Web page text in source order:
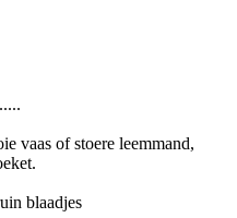
vaas of stoere leemmand,
blaadjes